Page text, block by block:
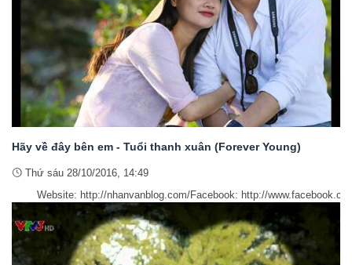
Hãy về đây bên em - Tuổi thanh xuân (Forever Young)
Thứ sáu 28/10/2016, 14:49
Website: http://nhanvanblog.com/Facebook: http://